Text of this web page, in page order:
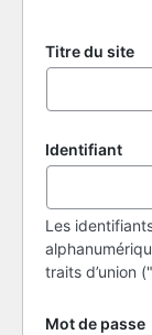
Titre du site
Identifiant
Les
traits d’union
Mot de passe